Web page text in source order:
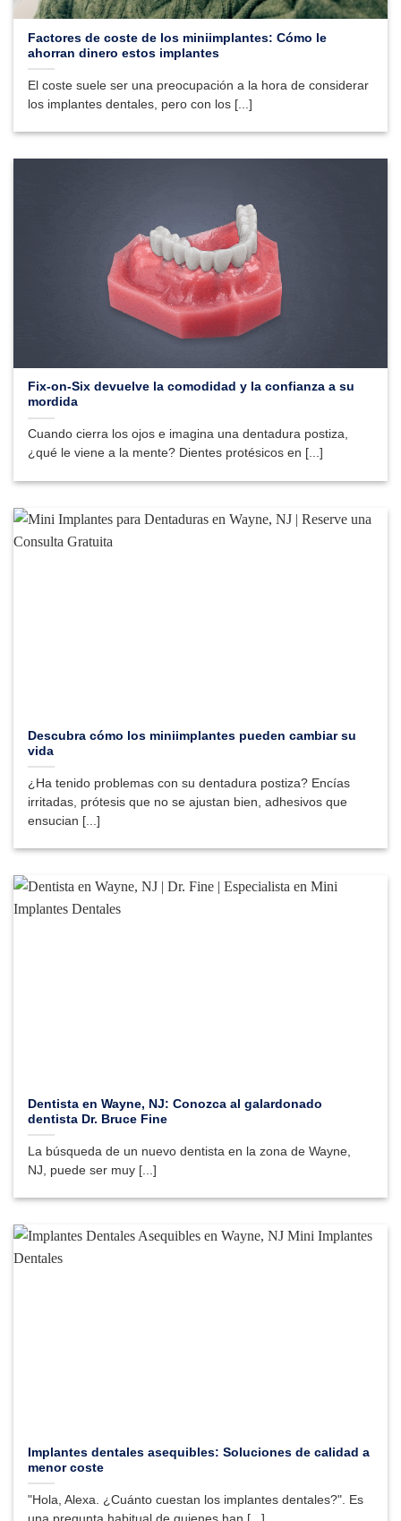
Factores de coste de los miniimplantes: Cómo le
ahorran dinero estos implantes
El coste suele ser una preocupación a la hora de considerar
los implantes dentales, pero con los [...]
Fix-on-Six devuelve la comodidad y la confianza a su
mordida
Cuando cierra los ojos e imagina una dentadura postiza,
¿qué le viene a la mente? Dientes protésicos en [...]
Descubra cómo los miniimplantes pueden cambiar su
vida
¿Ha tenido problemas con su dentadura postiza? Encías
irritadas, prótesis que no se ajustan bien, adhesivos que
ensucian [...]
Dentista en Wayne, NJ: Conozca al galardonado
dentista Dr. Bruce Fine
La búsqueda de un nuevo dentista en la zona de Wayne,
NJ, puede ser muy [...]
Implantes dentales asequibles: Soluciones de calidad a
menor coste
"Hola, Alexa. ¿Cuánto cuestan los implantes dentales?". Es